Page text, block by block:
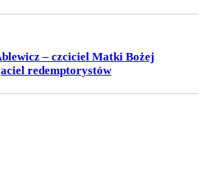
– czciciel Matki Bożej
redemptorystów